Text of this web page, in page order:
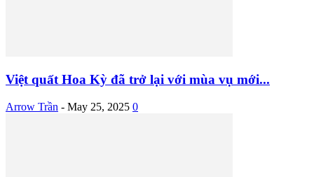
Việt quất Hoa Kỳ đã trở lại với mùa vụ mới...
Arrow Trần - May 25, 2025 0